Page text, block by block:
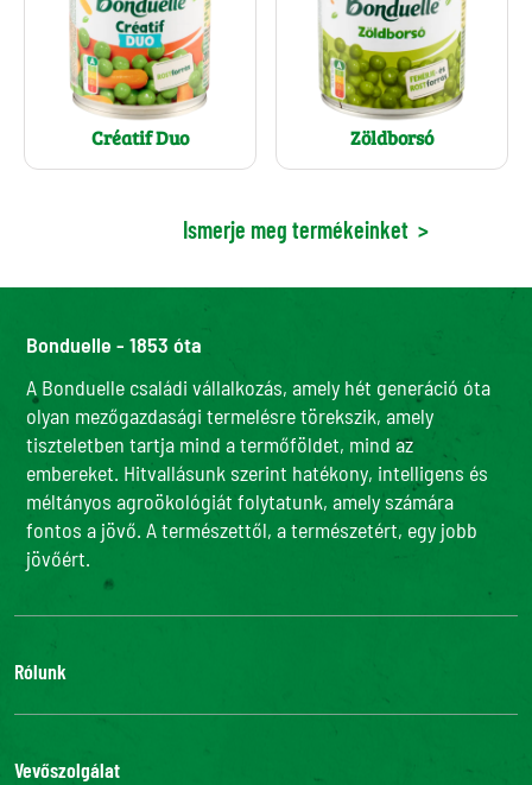
Créatif Duo Zöldborsó
Ismerje meg termékeinket >
Bonduelle - 1853 óta
A Bonduelle családi vállalkozás, amely hét generáció óta
olyan mezőgazdasági termelésre törekszik, amely
tiszteletben tartja mind a termőföldet, mind az
embereket. Hitvallásunk szerint hatékony, intelligens és
méltányos agroökológiát folytatunk, amely számára
fontos a jövő. A természettől, a természetért, egy jobb
jövőért.
Rólunk
Adatvédelmi szabályzatunk
Csatlakozz hozzánk
Vevőszolgálat